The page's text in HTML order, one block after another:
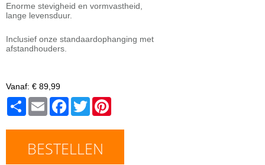
Enorme stevigheid en vormvastheid,
lange levensduur.
Inclusief onze standaardophanging met
afstandhouders.
Vanaf: € 89,99
Share Email Facebook
Twitter
BESTELLEN